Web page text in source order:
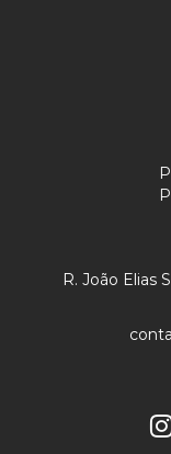
R. João Elias